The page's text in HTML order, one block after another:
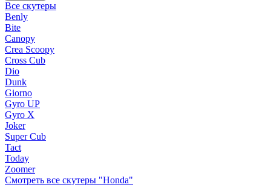
Все скутеры
Benly
Bite
Canopy
Crea Scoopy
Cross Cub
Dio
Dunk
Giorno
Gyro UP
Gyro X
Joker
Super Cub
Tact
Today
Zoomer
Смотреть все скутеры "Honda"